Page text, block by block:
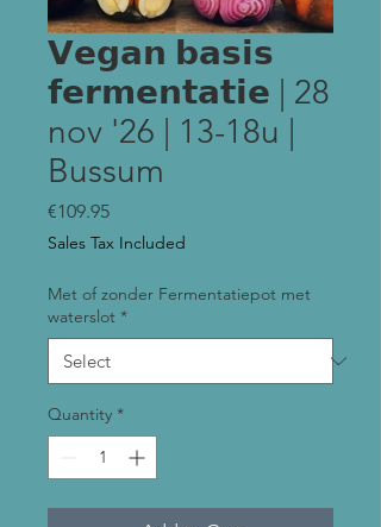
𝗩𝗲𝗴𝗮𝗻 𝗯𝗮𝘀𝗶𝘀
𝗳𝗲𝗿𝗺𝗲𝗻𝘁𝗮𝘁𝗶𝗲 | 28
nov '26 | 13-18u |
Bussum
€109.95Price
Sales Tax Included
Met of zonder Fermentatiepot met
waterslot *
Quantity *